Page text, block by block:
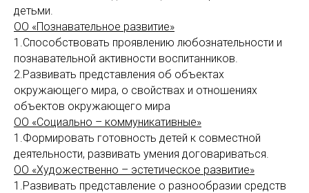
детьми.
ОО «Познавательное развитие»
1.Способствовать проявлению любознательности и
познавательной активности воспитанников.
2.Развивать представления об объектах
окружающего мира, о свойствах и отношениях
объектов окружающего мира
ОО «Социально – коммуникативные»
1.Формировать готовность детей к совместной
деятельности, развивать умения договариваться.
ОО «Художественно – эстетическое развитие»
1.Развивать представление о разнообразии средств